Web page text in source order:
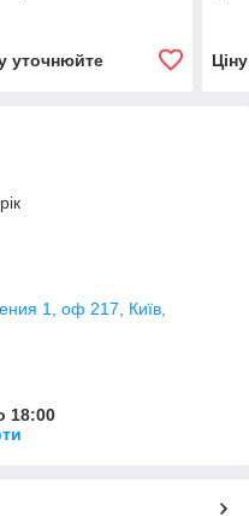
уточнюйте
1, оф 217, Київ,
18:00